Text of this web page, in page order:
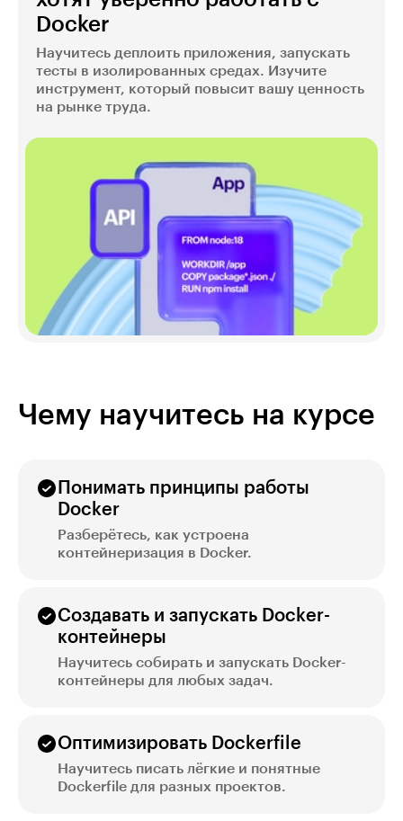
Docker
Научитесь деплоить приложения, запускать
тесты в изолированных средах. Изучите
инструмент, который повысит вашу ценность
на рынке труда.
Чему научитесь на курсе
Понимать принципы работы
Docker
Разберётесь, как устроена
контейнеризация в Docker.
Создавать и запускать Docker-
контейнеры
Научитесь собирать и запускать Docker-
контейнеры для любых задач.
Оптимизировать Dockerfile
Научитесь писать лёгкие и понятные
Dockerfile для разных проектов.